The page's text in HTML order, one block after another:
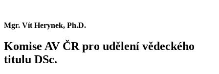
Mgr. Vít Herynek, Ph.D.
Komise AV ČR pro udělení vědeckého
titulu DSc.